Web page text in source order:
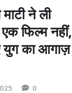
ने ली
एक फिल्म नहीं,
युग का आगाज़
0